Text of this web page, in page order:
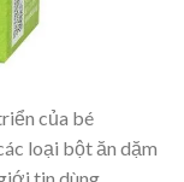
của bé
loại bột ăn dặm